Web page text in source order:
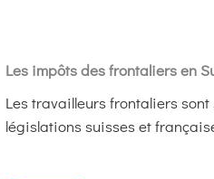
Les impôts des frontaliers en
Les travailleurs frontaliers
législations suisses et